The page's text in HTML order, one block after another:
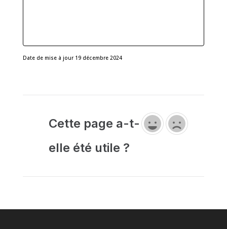
Date de mise à jour 19 décembre 2024
Cette page a-t-
elle été utile ?